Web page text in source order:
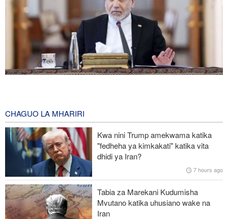
Mamia ya watu wanaandamana Afrika Kusini kupinga chuki dhidi
ya wageni
Mwanzilishi mwenza aonya: Wikipedia imekuwa chombo cha
propaganda cha CIA, taasisi zingine zenye nguvu
Yemen yavishambulia vituo vya nishati vya Saudi baada ya nchi
hiyo kukiuka anga ya Sa’adah na Hajjah
CHAGUO LA MHARIRI
Kwa nini Trump amekwama katika
"fedheha ya kimkakati" katika vita
dhidi ya Iran?
7 hours ago
Tabia za Marekani Kudumisha
Mvutano katika uhusiano wake na
Iran